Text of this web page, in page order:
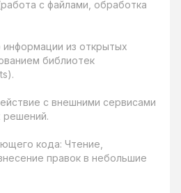
с файлами, обработка
из открытых
библиотек
с внешними сервисами
решений.
кода: Чтение,
правок в небольшие